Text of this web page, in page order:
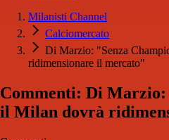
Milanisti Channel
Calciomercato
Di Marzio: "Senza
ridimensionare il mercato"
Commenti: Di Marzio:
il Milan dovrà